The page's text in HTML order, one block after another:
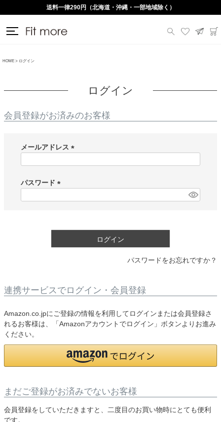
送料一律290円（北海道・沖縄・一部地域除く）
HOME ログイン
ログイン
会員登録がお済みのお客様
メールアドレス
)
パスワード
ログイン
パスワードをお忘れですか？
連携サービスでログイン・会員登録
Amazon.co.jpにご登録の情報を利用してログインまたは会員登録さ
れるお客様は、「Amazonアカウントでログイン」ボタンよりお進み
ください。
まだご登録がお済みでないお客様
会員登録をしていただきますと、二度目のお買い物時にとても便利
です。